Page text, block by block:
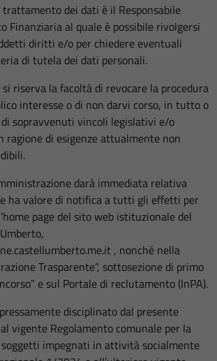
trattamento dei dati è il Responsabile
Finanziaria al quale è possibile rivolgersi
diritti e/o per chiedere eventuali
di tutela dei dati personali.
si riserva la facoltà di revocare la procedura
interesse o di non darvi corso, in tutto o
sopravvenuti vincoli legislativi e/o
ragione di esigenze attualmente non
darà immediata relativa
ha valore di notifica a tutti gli effetti per
page del sito web istituzionale del
, nonché nella
Trasparente”, sottosezione di primo
e sul Portale di reclutamento (InPA).
disciplinato dal presente
vigente Regolamento comunale per la
impegnati in attività socialmente